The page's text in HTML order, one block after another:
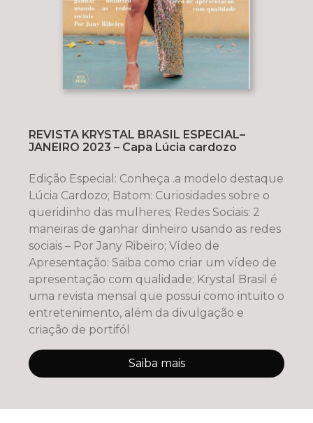
REVISTA KRYSTAL BRASIL ESPECIAL–
JANEIRO 2023 – Capa Lúcia cardozo
Edição Especial: Conheça .a modelo destaque
Lúcia Cardozo; Batom: Curiosidades sobre o
queridinho das mulheres; Redes Sociais: 2
maneiras de ganhar dinheiro usando as redes
sociais – Por Jany Ribeiro; Vídeo de
Apresentação: Saiba como criar um vídeo de
apresentação com qualidade; Krystal Brasil é
uma revista mensal que possui como intuito o
entretenimento, além da divulgação e
criação de portifól
Saiba mais